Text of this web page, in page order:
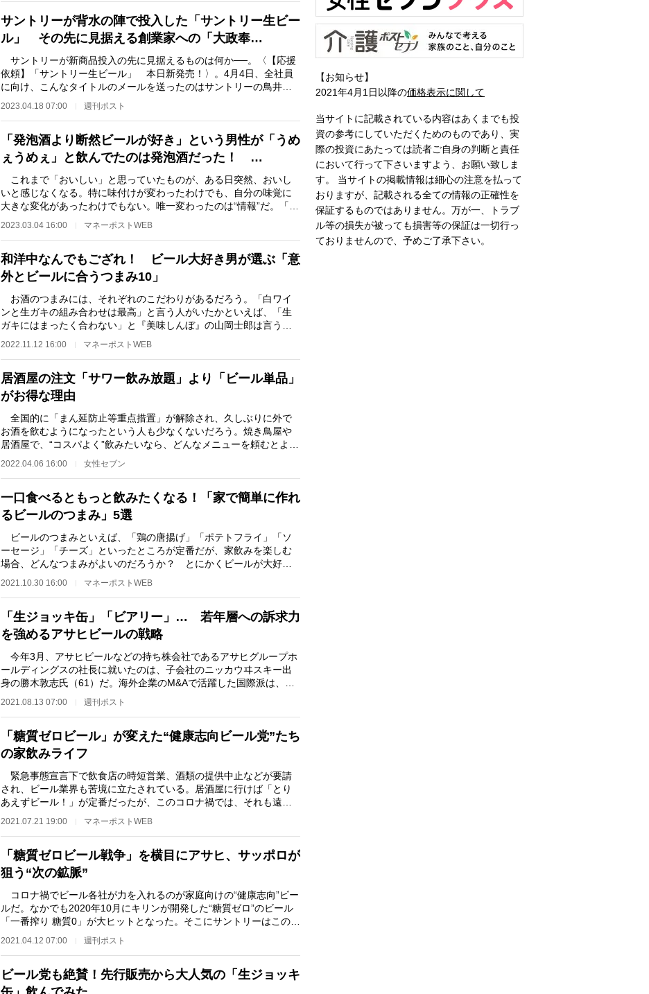
サントリーが背水の陣で投入した「サントリー生ビー
ル」 その先に見据える創業家への「大政奉…
サントリーが新商品投入の先に見据えるものは何か──。〈【応援
依頼】「サントリー生ビール」 本日新発売！〉。4月4日、全社員
に向け、こんなタイトルのメールを送ったのはサントリーの鳥井信
宏社長（57）。メー…
2023.04.18 07:00 週刊ポスト
「発泡酒より断然ビールが好き」という男性が「うめ
ぇうめぇ」と飲んでたのは発泡酒だった！ …
これまで「おいしい」と思っていたものが、ある日突然、おいし
いと感じなくなる。特に味付けが変わったわけでも、自分の味覚に
大きな変化があったわけでもない。唯一変わったのは“情報”だ。「知
2023.03.04 16:00 マネーポストWEB
和洋中なんでもござれ！ ビール大好き男が選ぶ「意
外とビールに合うつまみ10」
お酒のつまみには、それぞれのこだわりがあるだろう。「白ワイ
ンと生ガキの組み合わせは最高」と言う人がいたかといえば、「生
ガキにはまったく合わない」と『美味しんぼ』の山岡士郎は言う。
2022.11.12 16:00 マネーポストWEB
居酒屋の注文「サワー飲み放題」より「ビール単品」
がお得な理由
全国的に「まん延防止等重点措置」が解除され、久しぶりに外で
お酒を飲むようになったという人も少なくないだろう。焼き鳥屋や
居酒屋で、“コスパよく”飲みたいなら、どんなメニューを頼むとよい
のだろうか。 価…
2022.04.06 16:00 女性セブン
一口食べるともっと飲みたくなる！「家で簡単に作れ
るビールのつまみ」5選
ビールのつまみといえば、「鶏の唐揚げ」「ポテトフライ」「ソ
ーセージ」「チーズ」といったところが定番だが、家飲みを楽しむ
場合、どんなつまみがよいのだろうか？ とにかくビールが大好き
2021.10.30 16:00 マネーポストWEB
「生ジョッキ缶」「ビアリー」… 若年層への訴求力
を強めるアサヒビールの戦略
今年3月、アサヒビールなどの持ち株会社であるアサヒグループホ
ールディングスの社長に就いたのは、子会社のニッカウヰスキー出
身の勝木敦志氏（61）だ。海外企業のM&Aで活躍した国際派は、今
2021.08.13 07:00 週刊ポスト
「糖質ゼロビール」が変えた“健康志向ビール党”たち
の家飲みライフ
緊急事態宣言下で飲食店の時短営業、酒類の提供中止などが要請
され、ビール業界も苦境に立たされている。居酒屋に行けば「とり
あえずビール！」が定番だったが、このコロナ禍では、それも遠い
2021.07.21 19:00 マネーポストWEB
「糖質ゼロビール戦争」を横目にアサヒ、サッポロが
狙う“次の鉱脈”
コロナ禍でビール各社が力を入れるのが家庭向けの“健康志向”ビー
ルだ。なかでも2020年10月にキリンが開発した“糖質ゼロ”のビール
「一番搾り 糖質0」が大ヒットとなった。そこにサントリーはこの4
月、同ジャンルの…
2021.04.12 07:00 週刊ポスト
ビール党も絶賛！先行販売から大人気の「生ジョッキ
【お知らせ】
2021年4月1日以降の価格表示に関して
当サイトに記載されている内容はあくまでも投
資の参考にしていただくためのものであり、実
際の投資にあたっては読者ご自身の判断と責任
において行って下さいますよう、お願い致しま
す。 当サイトの掲載情報は細心の注意を払って
おりますが、記載される全ての情報の正確性を
保証するものではありません。万が一、トラブ
ル等の損失が被っても損害等の保証は一切行っ
ておりませんので、予めご了承下さい。